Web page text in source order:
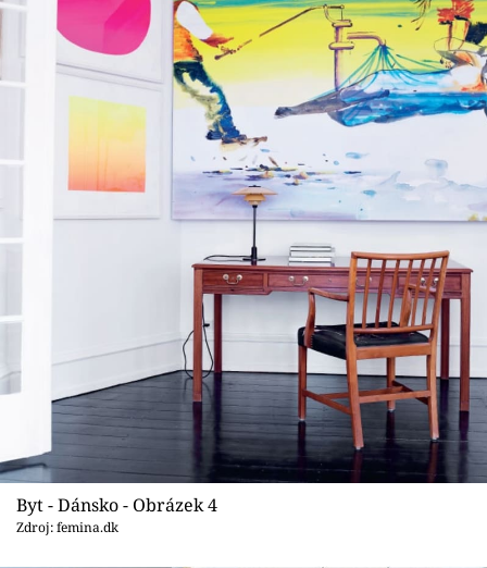
Byt - Dánsko - Obrázek 4
Zdroj: femina.dk